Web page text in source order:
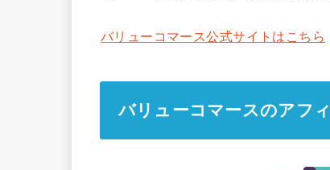
バリューコマース公式サイトはこちら
バリューコマースのアフ